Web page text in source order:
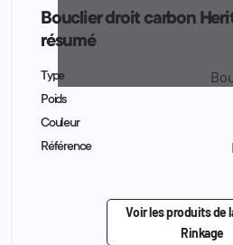
Bouclier droit carbon
résumé
Type
Poids
Couleur
Référence
Voir les produits de
Rinkage